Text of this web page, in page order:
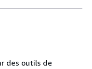
des outils de